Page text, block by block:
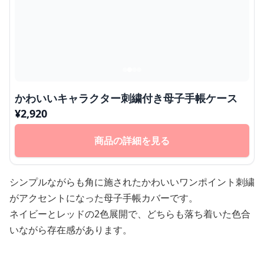
かわいいキャラクター刺繍付き母子手帳ケース
¥2,920
商品の詳細を見る
シンプルながらも角に施されたかわいいワンポイント刺繍
がアクセントになった母子手帳カバーです。
ネイビーとレッドの2色展開で、どちらも落ち着いた色合
いながら存在感があります。